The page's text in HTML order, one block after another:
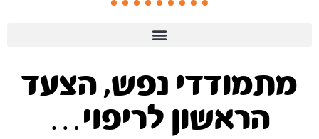
מתמודדי נפש, הצעד
הראשון לריפוי…